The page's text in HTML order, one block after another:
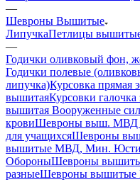
—
Шевроны Вышитые
ЛипучкаПетлицы
—
Годички оливковый фон,
Годички полевые
липучка)Курсовка прямая
вышитаяКурсовки
вышитая Вооруженные
кровиШевроны выш. МВД
для учащихсяШевроны
вышитые МВД, Мин.
ОбороныШевроны
разныеШевроны вышитые